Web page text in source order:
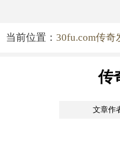
当前位置： 30fu.com传奇
传
文章作